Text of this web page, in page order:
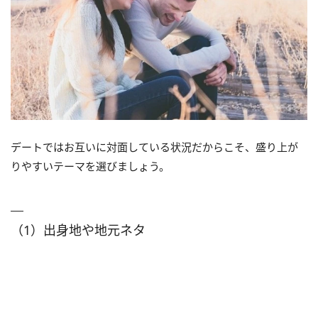
デートではお互いに対面している状況だからこそ、盛り上が
りやすいテーマを選びましょう。
（1）出身地や地元ネタ